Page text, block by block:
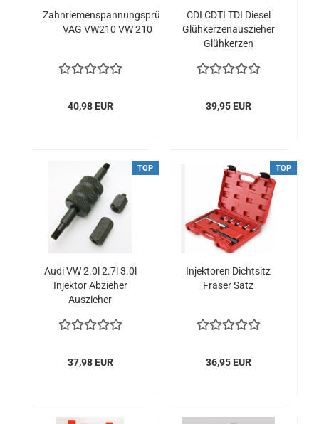
Zahnriemenspannungsprüfer
VAG VW210 VW 210
40,98 EUR
CDI CDTI TDI Diesel
Glühkerzenauszieher
Glühkerzen
39,95 EUR
TOP
Audi VW 2.0l 2.7l 3.0l
Injektor Abzieher
Auszieher
37,98 EUR
TOP
Injektoren Dichtsitz
Fräser Satz
36,95 EUR